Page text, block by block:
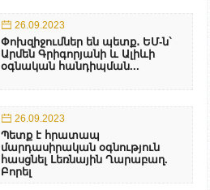
26.09.2023
Փոխզիջումներ են պետք․ ԵՄ-ն`
Արմեն Գրիգորյանի և Ալիևի
օգնական հանդիպման...
26.09.2023
Պետք է հրատապ
մարդասիրական օգնություն
հասցնել Լեռնային Ղարաբաղ.
Բորել